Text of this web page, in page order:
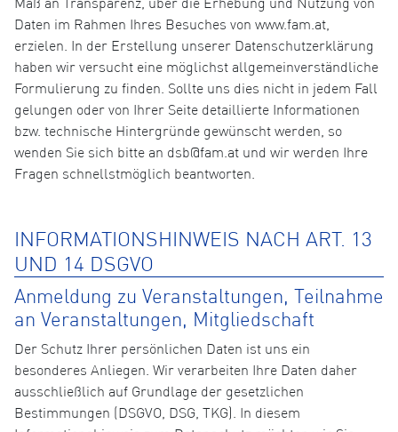
Daten im Rahmen Ihres Besuches von www.fam.at,
erzielen. In der Erstellung unserer Datenschutzerklärung
haben wir versucht eine möglichst allgemeinverständliche
Formulierung zu finden. Sollte uns dies nicht in jedem Fall
gelungen oder von Ihrer Seite detaillierte Informationen
bzw. technische Hintergründe gewünscht werden, so
wenden Sie sich bitte an dsb@fam.at und wir werden Ihre
Fragen schnellstmöglich beantworten.
INFORMATIONSHINWEIS NACH ART. 13
UND 14 DSGVO
Anmeldung zu Veranstaltungen, Teilnahme
an Veranstaltungen, Mitgliedschaft
Der Schutz Ihrer persönlichen Daten ist uns ein
besonderes Anliegen. Wir verarbeiten Ihre Daten daher
ausschließlich auf Grundlage der gesetzlichen
Bestimmungen (DSGVO, DSG, TKG). In diesem